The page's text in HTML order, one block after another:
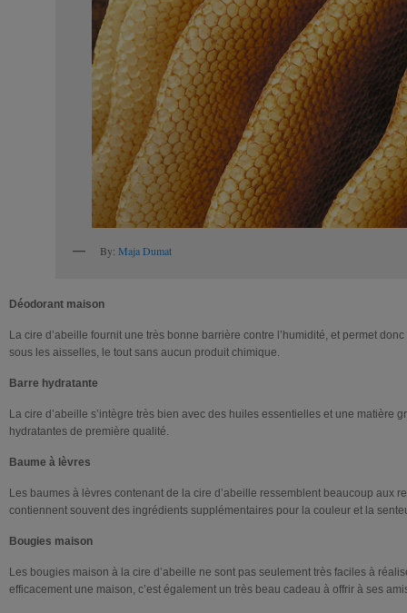
By: Maja Dumat
Déodorant maison
La cire d’abeille fournit une très bonne barrière contre l’humidité, et permet
sous les aisselles, le tout sans aucun produit chimique.
Barre hydratante
La cire d’abeille s’intègre très bien avec des huiles essentielles et une matière
hydratantes de première qualité.
Baume à lèvres
Les baumes à lèvres contenant de la cire d’abeille ressemblent beaucoup aux
contiennent souvent des ingrédients supplémentaires pour la couleur et la
Bougies maison
Les bougies maison à la cire d’abeille ne sont pas seulement très faciles à
efficacement une maison, c’est également un très beau cadeau à offrir à ses